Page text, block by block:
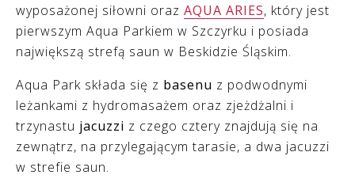
wyposażonej siłowni oraz AQUA ARIES, który jest
pierwszym Aqua Parkiem w Szczyrku i posiada
największą strefą saun w Beskidzie Śląskim.
Aqua Park składa się z basenu z podwodnymi
leżankami z hydromasażem oraz zjeżdżalni i
trzynastu jacuzzi z czego cztery znajdują się na
zewnątrz, na przylegającym tarasie, a dwa jacuzzi
w strefie saun.